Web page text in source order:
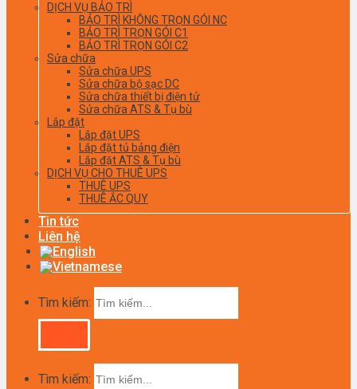
DỊCH VỤ BẢO TRÌ
BẢO TRÌ KHÔNG TRỌN GÓI NC
BẢO TRÌ TRỌN GÓI C1
BẢO TRÌ TRỌN GÓI C2
Sửa chữa
Sửa chữa UPS
Sửa chữa bộ sạc DC
Sửa chữa thiết bị điện tử
Sửa chữa ATS & Tụ bù
Lắp đặt
Lắp đặt UPS
Lắp đặt tủ bảng điện
Lắp đặt ATS & Tụ bù
DỊCH VỤ CHO THUÊ UPS
THUÊ UPS
THUÊ ẮC QUY
Tin tức
Liên hệ
Tìm kiếm:
Tìm kiếm: